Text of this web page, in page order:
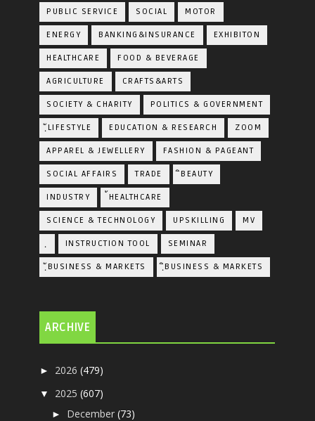
PUBLIC SERVICE SOCIAL MOTOR
ENERGY BANKING&INSURANCE EXHIBITON
HEALTHCARE FOOD & BEVERAGE
AGRICULTURE CRAFTS&ARTS
SOCIETY & CHARITY POLITICS & GOVERNMENT
ฺัLIFESTYLE EDUCATION & RESEARCH ZOOM
APPAREL & JEWELLERY FASHION & PAGEANT
SOCIAL AFFAIRS TRADE ิBEAUTY
INDUSTRY ้HEALTHCARE
SCIENCE & TECHNOLOGY UPSKILLING MV
INSTRUCTION TOOL SEMINAR
ฺัBUSINESS & MARKETS ฺิBUSINESS & MARKETS
ARCHIVE
► 2026(479)
▼ 2025(607)
► December(73)